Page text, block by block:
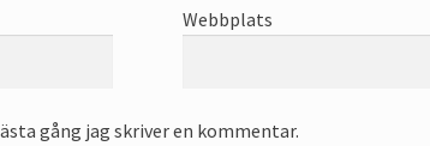
Webbplats
gång jag skriver en kommentar.